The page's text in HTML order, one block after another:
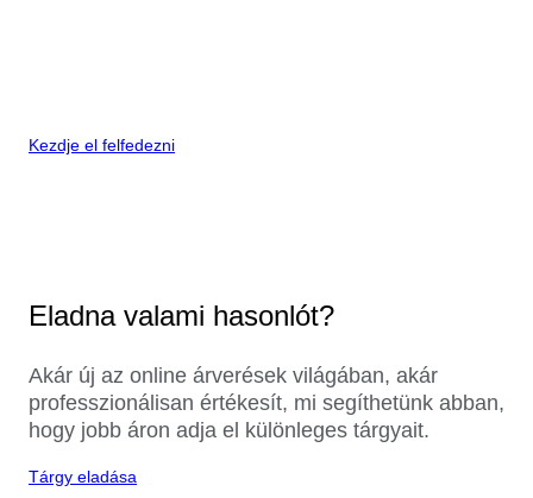
Kezdje el felfedezni
Eladna valami hasonlót?
Akár új az online árverések világában, akár
professzionálisan értékesít, mi segíthetünk abban,
hogy jobb áron adja el különleges tárgyait.
Tárgy eladása